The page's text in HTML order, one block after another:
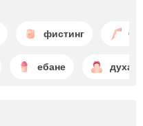
фистинг
ебане духане